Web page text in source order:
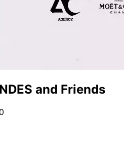
and Friends